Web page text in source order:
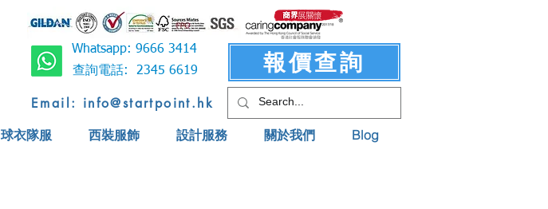
Whatsapp: 9666 3414
球衣隊服 西裝服飾 設計服務 關於我們 Blog
Email: info@startpoint.hk
查詢電話: 2345 6619 報價查詢